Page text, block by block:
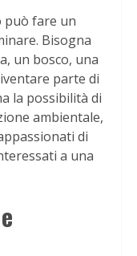
può fare un
Bisogna
un bosco, una
parte di
la possibilità di
ambientale,
di
a una